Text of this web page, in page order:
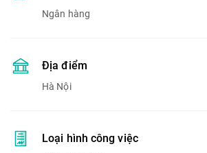
Ngân hàng
Địa điểm
Hà Nội
Loại hình công việc